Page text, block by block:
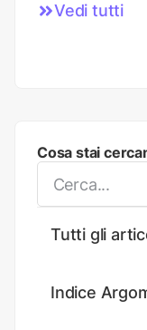
Vedi tutti
Cosa stai
Tutti gli
Indice